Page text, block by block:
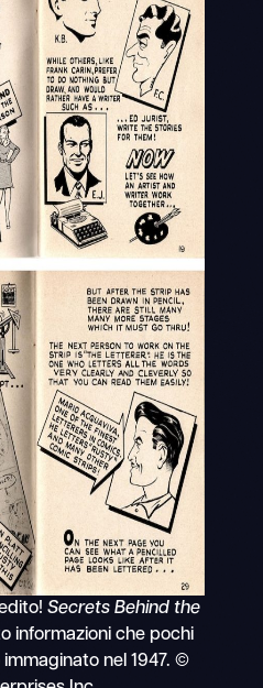
Secrets Behind the
informazioni che pochi
nel 1947. ©